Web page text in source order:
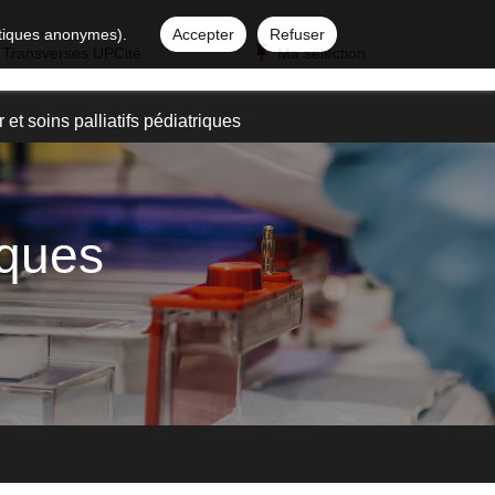
anonymes). Accepter
Refuser
Ma sélection
et soins palliatifs pédiatriques